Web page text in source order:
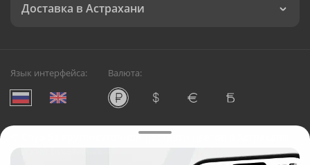
Доставка в Астрахани
Язык интерфейса: Валюта:
Служба круглосуточной доставки цветов в Астрахани
Русский Букет, 2026